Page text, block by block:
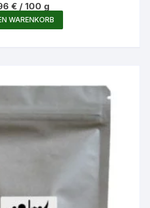
€ /100 g
WARENKORB